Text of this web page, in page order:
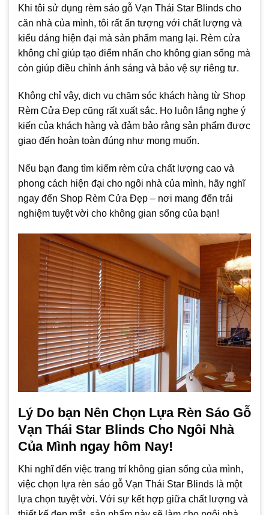
Khi tôi sử dụng rèm sáo gỗ Vạn Thái Star Blinds cho
căn nhà của mình, tôi rất ấn tượng với chất lượng và
kiểu dáng hiện đại mà sản phẩm mang lại. Rèm cửa
không chỉ giúp tạo điểm nhấn cho không gian sống mà
còn giúp điều chỉnh ánh sáng và bảo vệ sự riêng tư.
Không chỉ vậy, dịch vụ chăm sóc khách hàng từ Shop
Rèm Cửa Đẹp cũng rất xuất sắc. Họ luôn lắng nghe ý
kiến của khách hàng và đảm bảo rằng sản phẩm được
giao đến hoàn toàn đúng như mong muốn.
Nếu bạn đang tìm kiếm rèm cửa chất lượng cao và
phong cách hiện đại cho ngôi nhà của mình, hãy nghĩ
ngay đến Shop Rèm Cửa Đẹp – nơi mang đến trải
nghiệm tuyệt vời cho không gian sống của bạn!
Lý Do bạn Nên Chọn Lựa Rèn Sáo Gỗ
Vạn Thái Star Blinds Cho Ngôi Nhà
Của Mình ngay hôm Nay!
Khi nghĩ đến việc trang trí không gian sống của mình,
việc chọn lựa rèn sáo gỗ Vạn Thái Star Blinds là một
lựa chọn tuyệt vời. Với sự kết hợp giữa chất lượng và